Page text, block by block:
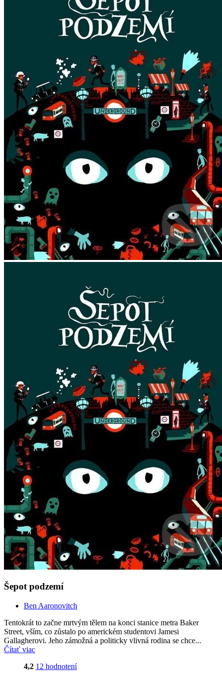
Šepot podzemí
Ben Aaronovitch
Tentokrát to začne mrtvým tělem na konci stanice metra Baker
Street, vším, co zůstalo po americkém studentovi Jamesi
Gallagherovi. Jeho zámožná a politicky vlivná rodina se chce...
Čítať viac
4,2 12 hodnotení